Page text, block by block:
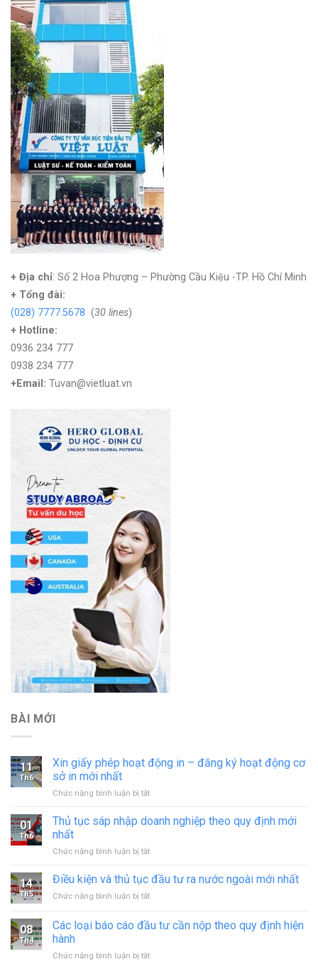
+ Địa chỉ: Số 2 Hoa Phượng – Phường Cầu Kiệu -TP. Hồ Chí Minh
+ Tổng đài:
(028) 7777.5678 (30 lines)
+ Hotline:
0936 234 777
0938 234 777
+Email: Tuvan@vietluat.vn
BÀI MỚI
11
Th6
Xin giấy phép hoạt động in – đăng ký hoạt động cơ
sở in mới nhất
Chức năng bình luận bị tắtở
giấy
động
–
ký
động
in
01
Th6
Thủ tục sáp nhập doanh nghiệp theo quy định mới
nhất
Chức năng bình luận bị tắtở
tục
nhập
nghiệp
định
14
Th5
Điều kiện và thủ tục đầu tư ra nước ngoài mới nhất
Chức năng bình luận bị tắtở
kiện
và
tục
08
Th4
Các loại báo cáo đầu tư cần nộp theo quy định hiện
hành
Chức năng bình luận bị tắtở